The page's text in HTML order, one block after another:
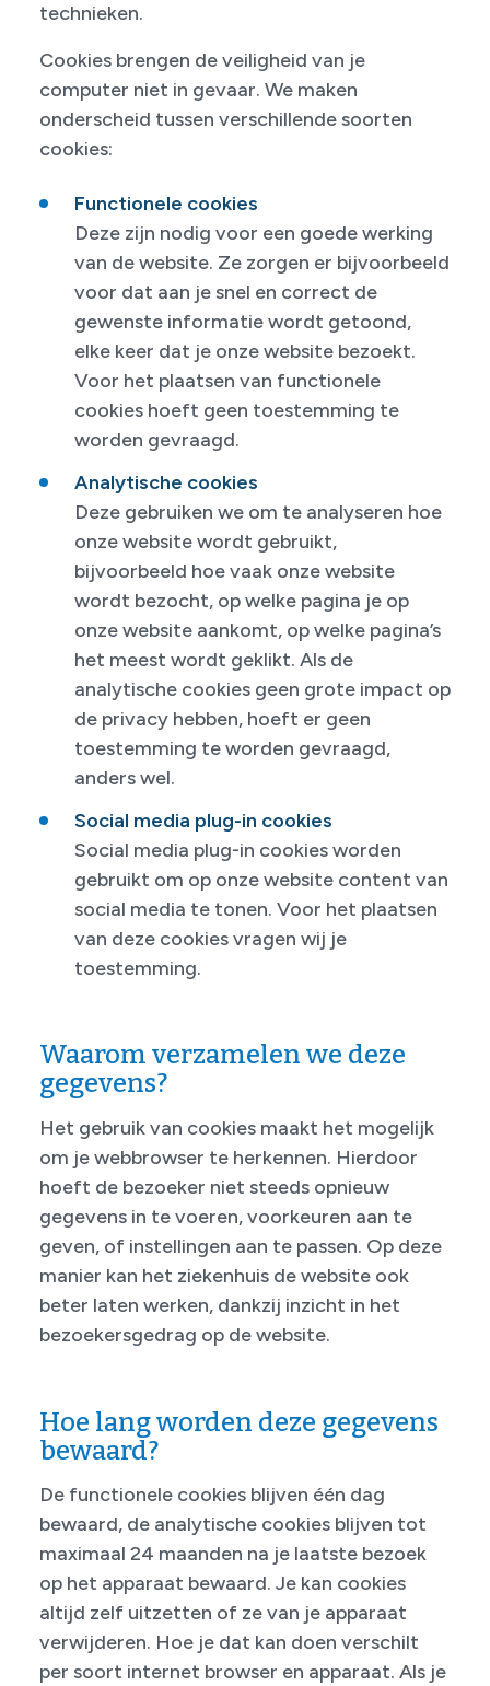
technieken.
Cookies brengen de veiligheid van je
computer niet in gevaar. We maken
onderscheid tussen verschillende soorten
cookies:
Functionele cookies
Deze zijn nodig voor een goede werking
van de website. Ze zorgen er bijvoorbeeld
voor dat aan je snel en correct de
gewenste informatie wordt getoond,
elke keer dat je onze website bezoekt.
Voor het plaatsen van functionele
cookies hoeft geen toestemming te
worden gevraagd.
Analytische cookies
Deze gebruiken we om te analyseren hoe
onze website wordt gebruikt,
bijvoorbeeld hoe vaak onze website
wordt bezocht, op welke pagina je op
onze website aankomt, op welke pagina’s
het meest wordt geklikt. Als de
analytische cookies geen grote impact op
de privacy hebben, hoeft er geen
toestemming te worden gevraagd,
anders wel.
Social media plug-in cookies
Social media plug-in cookies worden
gebruikt om op onze website content van
social media te tonen. Voor het plaatsen
van deze cookies vragen wij je
toestemming.
Waarom verzamelen we deze
gegevens?
Het gebruik van cookies maakt het mogelijk
om je webbrowser te herkennen. Hierdoor
hoeft de bezoeker niet steeds opnieuw
gegevens in te voeren, voorkeuren aan te
geven, of instellingen aan te passen. Op deze
manier kan het ziekenhuis de website ook
beter laten werken, dankzij inzicht in het
bezoekersgedrag op de website.
Hoe lang worden deze gegevens
bewaard?
De functionele cookies blijven één dag
bewaard, de analytische cookies blijven tot
maximaal 24 maanden na je laatste bezoek
op het apparaat bewaard. Je kan cookies
altijd zelf uitzetten of ze van je apparaat
verwijderen. Hoe je dat kan doen verschilt
per soort internet browser en apparaat. Als je